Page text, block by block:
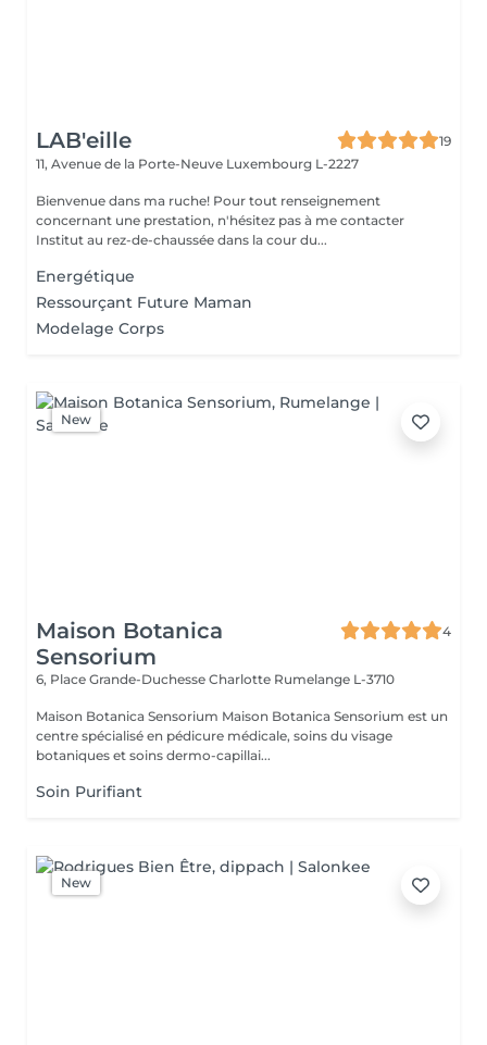
LAB'eille
19
11, Avenue de la Porte-Neuve Luxembourg L-2227
Bienvenue dans ma ruche! Pour tout renseignement
concernant une prestation, n'hésitez pas à me contacter
Institut au rez-de-chaussée dans la cour du...
Energétique
Ressourçant Future Maman
Modelage Corps
New
Maison Botanica
Sensorium
4
6, Place Grande-Duchesse Charlotte Rumelange L-3710
Maison Botanica Sensorium Maison Botanica Sensorium est un
centre spécialisé en pédicure médicale, soins du visage
botaniques et soins dermo-capillai...
Soin Purifiant
New